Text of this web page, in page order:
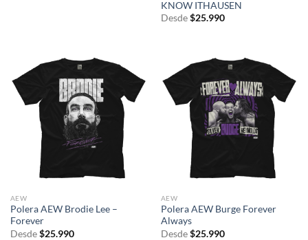
KNOW ITHAUSEN
Desde $25.990
AEW
Polera AEW Brodie Lee –
Forever
Desde $25.990
AEW
Polera AEW Burge Forever
Always
Desde $25.990